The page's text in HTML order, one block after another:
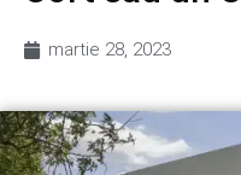
martie 28, 2023